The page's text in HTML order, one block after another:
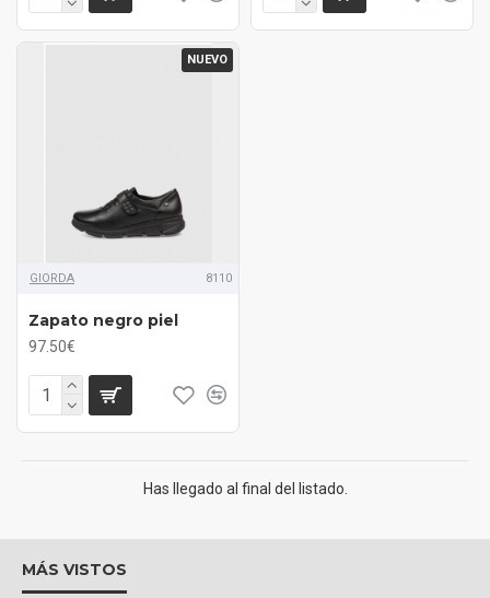
NUEVO
GIORDA 8110
Zapato negro piel
97.50€
Has llegado al final del listado.
MÁS VISTOS